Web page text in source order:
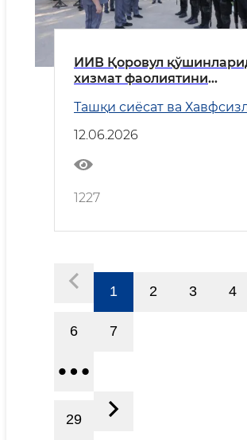
ИИВ Қоровул
хизмат фаолиятини
рақамли трансформация
бўйича устувор
белгилаб берилди
Ташқи сиёсат ва
12.06.2026
1227
1 2 3 4
6 7
29